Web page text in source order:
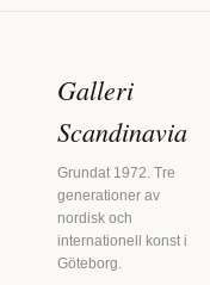
Galleri
Scandinavia
Grundat 1972. Tre
generationer av
nordisk och
internationell konst i
Göteborg.